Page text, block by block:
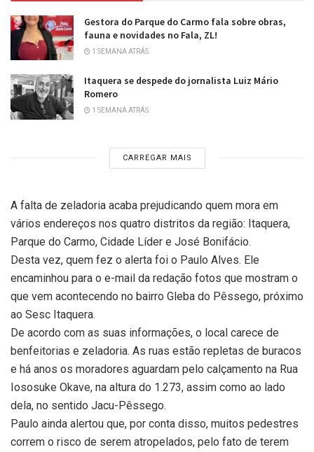
Gestora do Parque do Carmo fala sobre obras,
fauna e novidades no Fala, ZL!
1 SEMANA ATRÁS
Itaquera se despede do jornalista Luiz Mário
Romero
1 SEMANA ATRÁS
CARREGAR MAIS
A falta de zeladoria acaba prejudicando quem mora em
vários endereços nos quatro distritos da região: Itaquera,
Parque do Carmo, Cidade Líder e José Bonifácio.
Desta vez, quem fez o alerta foi o Paulo Alves. Ele
encaminhou para o e-mail da redação fotos que mostram o
que vem acontecendo no bairro Gleba do Pêssego, próximo
ao Sesc Itaquera.
De acordo com as suas informações, o local carece de
benfeitorias e zeladoria. As ruas estão repletas de buracos
e há anos os moradores aguardam pelo calçamento na Rua
Iososuke Okave, na altura do 1.273, assim como ao lado
dela, no sentido Jacu-Pêssego.
Paulo ainda alertou que, por conta disso, muitos pedestres
correm o risco de serem atropelados, pelo fato de terem